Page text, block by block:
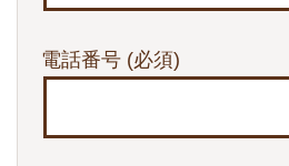
電話番号 (必須)